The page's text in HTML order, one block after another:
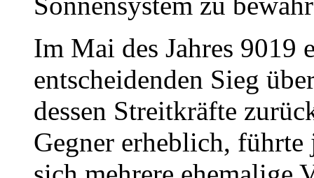
Im Mai des Jahres 9019
entscheidenden Sieg
dessen Streitkräfte
Gegner erheblich,